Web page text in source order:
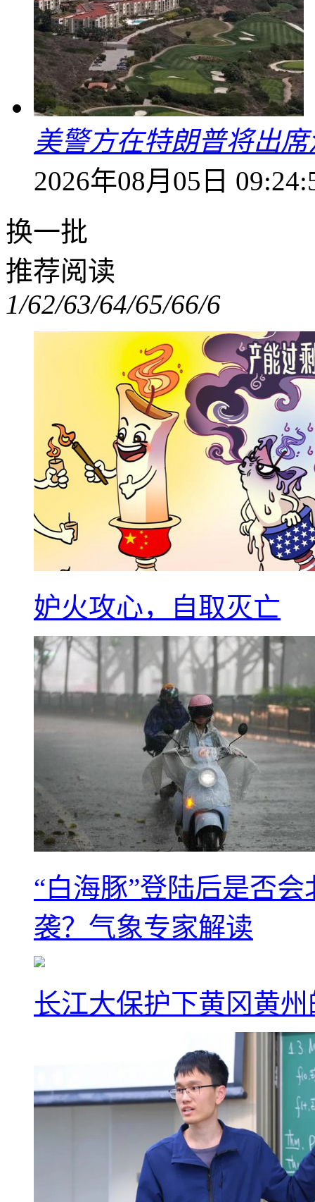
美警方在特朗普将出
2026年08月05日
换一批
推荐阅读
1/62/63/64/65/66/6
妒火攻心，自取灭亡
“白海豚”登陆后是否
袭？气象专家解读
长江大保护下黄冈黄